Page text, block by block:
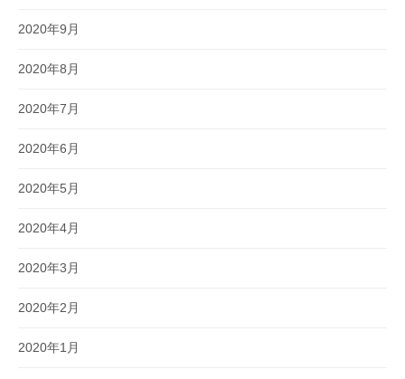
2020年9月
2020年8月
2020年7月
2020年6月
2020年5月
2020年4月
2020年3月
2020年2月
2020年1月